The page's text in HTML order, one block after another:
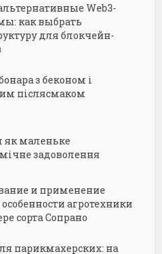
Web3-
как выбрать
для блокчейн-
з беконом і
післясмаком
як маленьке
задоволення
и применение
агротехники
сорта Сопрано
парикмахерских: на